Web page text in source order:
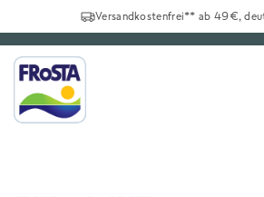
Versandkostenfrei** ab 49€,